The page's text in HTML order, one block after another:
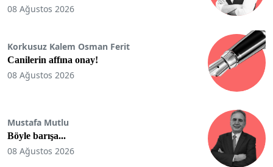
08 Ağustos 2026
Korkusuz Kalem Osman Ferit
Canilerin affına onay!
08 Ağustos 2026
Mustafa Mutlu
Böyle barışa...
08 Ağustos 2026